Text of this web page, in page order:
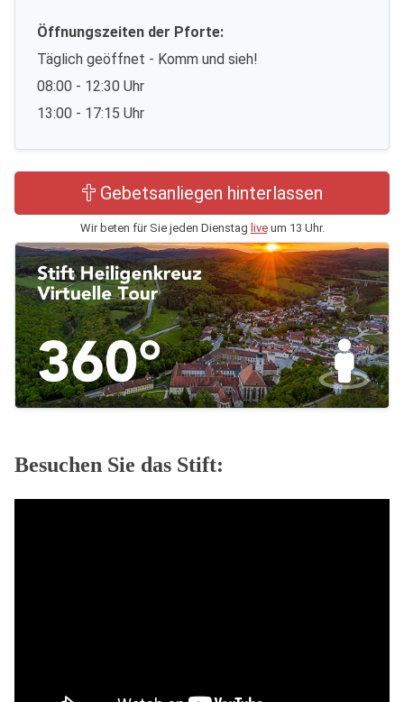
Öffnungszeiten der Pforte:
Täglich geöffnet - Komm und sieh!
08:00 - 12:30 Uhr
13:00 - 17:15 Uhr
Gebetsanliegen hinterlassen
Wir beten für Sie jeden Dienstag liveum 13 Uhr.
Besuchen Sie das Stift: